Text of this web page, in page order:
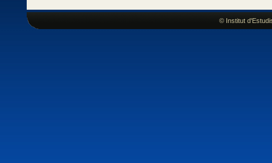
© Institut